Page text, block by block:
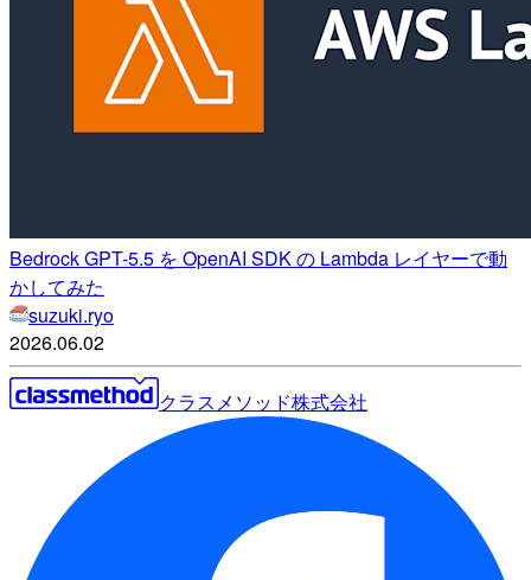
Bedrock GPT-5.5 を OpenAI SDK の Lambda レイヤーで動
かしてみた
suzuki.ryo
2026.06.02
クラスメソッド株式会社